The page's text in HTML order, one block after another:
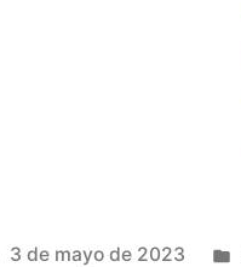
3 de mayo de 2023